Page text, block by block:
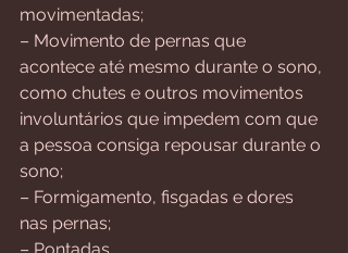
movimentadas;
– Movimento de pernas que
acontece até mesmo durante o sono,
como chutes e outros movimentos
involuntários que impedem com que
a pessoa consiga repousar durante o
sono;
– Formigamento, fisgadas e dores
nas pernas;